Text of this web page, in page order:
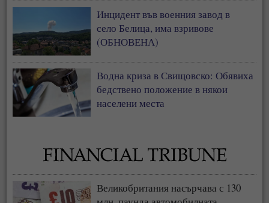
Инцидент във военния завод в
село Белица, има взривове
(ОБНОВЕНА)
Водна криза в Свищовско: Обявиха
бедствено положение в някои
населени места
Великобритания насърчава с 130